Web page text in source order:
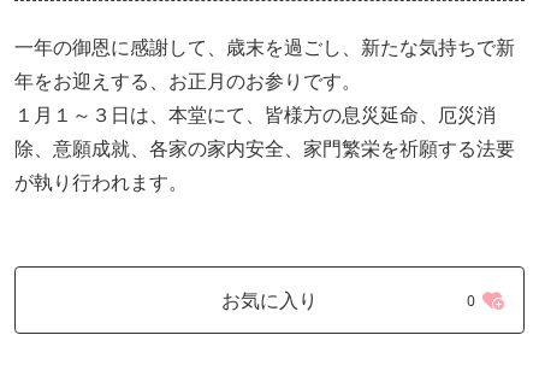
一年の御恩に感謝して、歳末を過ごし、新たな気持ちで新
年をお迎えする、お正月のお参りです。
１月１～３日は、本堂にて、皆様方の息災延命、厄災消
除、意願成就、各家の家内安全、家門繁栄を祈願する法要
が執り行われます。
お気に入り 0